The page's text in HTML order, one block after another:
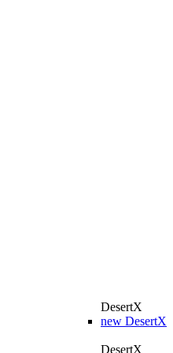
DesertX
new DesertX
DesertX